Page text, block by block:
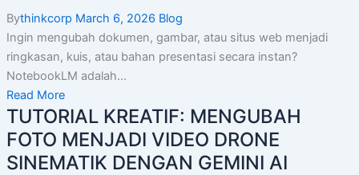
Bythinkcorp March 6, 2026 Blog
Ingin mengubah dokumen, gambar, atau situs web menjadi
ringkasan, kuis, atau bahan presentasi secara instan?
NotebookLM adalah...
Read More
TUTORIAL KREATIF: MENGUBAH
FOTO MENJADI VIDEO DRONE
SINEMATIK DENGAN GEMINI AI